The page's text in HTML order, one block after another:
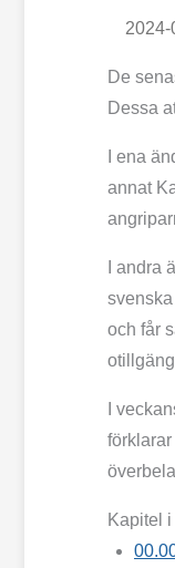
2024-
De
Dessa
I ena
annat
I andra
och får
I
Kapitel